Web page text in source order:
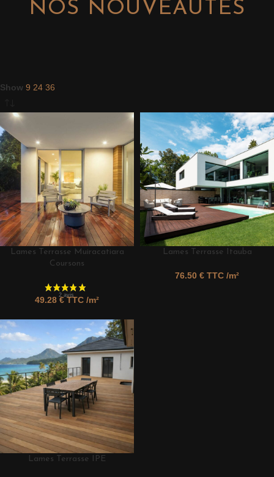
NOS NOUVEAUTÉS
Show 9 24 36
Lames Terrasse Muiracatiara
Coursons
49.28€ TTC /m²
Lames Terrasse Itauba
76.50 € TTC /m²
Lames Terrasse IPE